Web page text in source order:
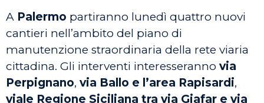
A Palermo partiranno lunedì quattro nuovi
cantieri nell’ambito del piano di
manutenzione straordinaria della rete viaria
cittadina. Gli interventi interesseranno via
Perpignano, via Ballo e l’area Rapisardi,
viale Regione Siciliana tra via Giafar e via